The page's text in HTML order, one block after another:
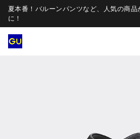
夏本番！バルーンパンツなど、人気の商品
に！